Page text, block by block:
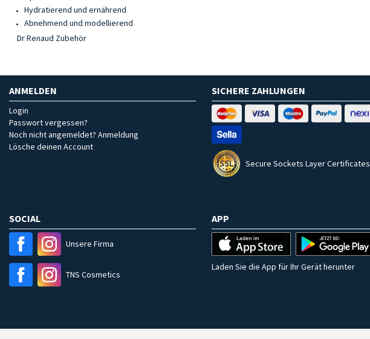
Hydratierend und ernährend
Abnehmend und modellierend
Dr Renaud Zubehör
ANMELDEN
Login
Passwort vergessen?
Noch nicht angemeldet? Anmeldung
Lösche deinen Account
SICHERE ZAHLUNGEN
Secure Sockets Layer Certificates
SOCIAL
Unsere Firma
TNS Cosmetics
APP
Laden Sie die App für Ihr Gerät herunter